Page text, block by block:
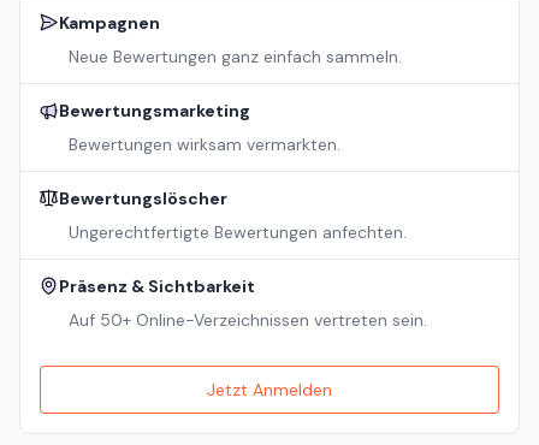
Kampagnen
Neue Bewertungen ganz einfach sammeln.
Bewertungsmarketing
Bewertungen wirksam vermarkten.
Bewertungslöscher
Ungerechtfertigte Bewertungen anfechten.
Präsenz & Sichtbarkeit
Auf 50+ Online-Verzeichnissen vertreten sein.
Jetzt Anmelden